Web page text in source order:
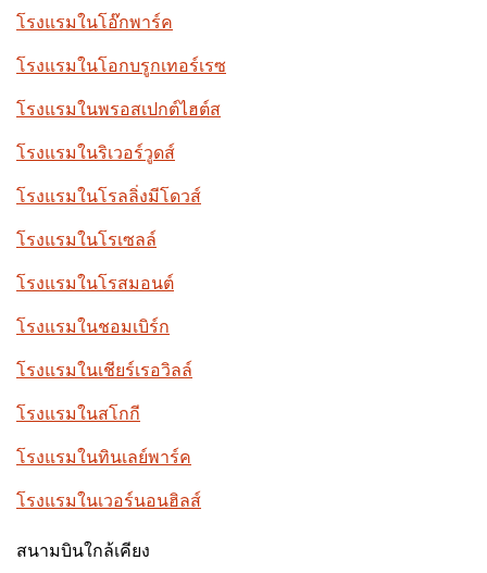
โรงแรมในโอ๊กพาร์ค
โรงแรมในโอกบรูกเทอร์เรซ
โรงแรมในพรอสเปกต์ไฮต์ส
โรงแรมในริเวอร์วูดส์
โรงแรมในโรลลิ่งมีโดวส์
โรงแรมในโรเซลล์
โรงแรมในโรสมอนต์
โรงแรมในชอมเบิร์ก
โรงแรมในเชียร์เรอวิลล์
โรงแรมในสโกกี
โรงแรมในทินเลย์พาร์ค
โรงแรมในเวอร์นอนฮิลส์
สนามบินใกล้เคียง